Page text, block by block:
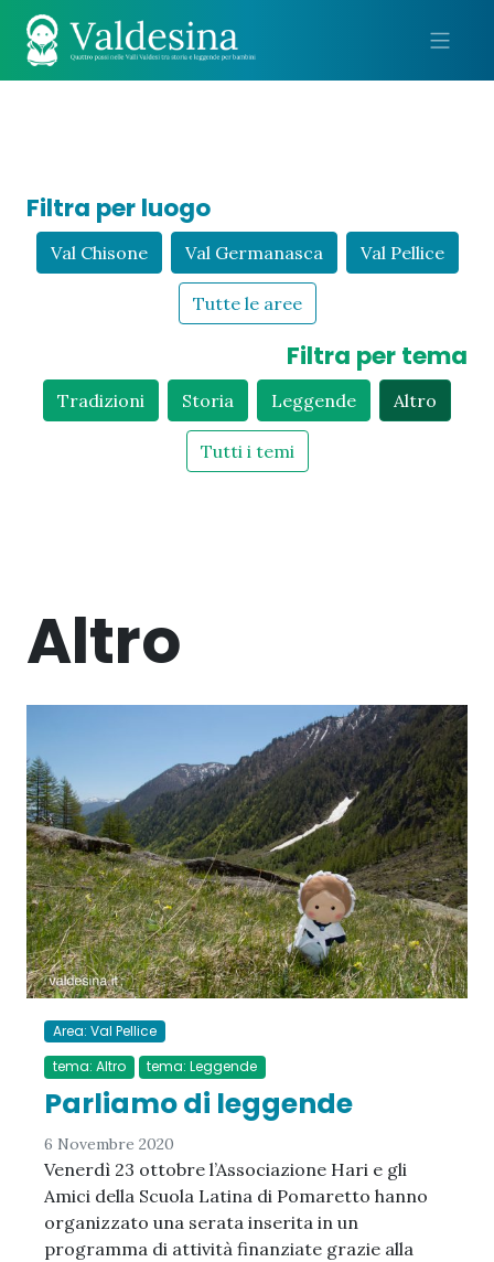
Filtra per luogo
Val Chisone Val Germanasca Val Pellice
Tutte le aree
Filtra per tema
Tradizioni Storia Leggende Altro
Tutti i temi
Altro
Area: Val Pellice
tema: Altro
tema: Leggende
Parliamo di leggende
6 Novembre 2020
Venerdì 23 ottobre l’Associazione Hari e gli
Amici della Scuola Latina di Pomaretto hanno
organizzato una serata inserita in un
programma di attività finanziate grazie alla